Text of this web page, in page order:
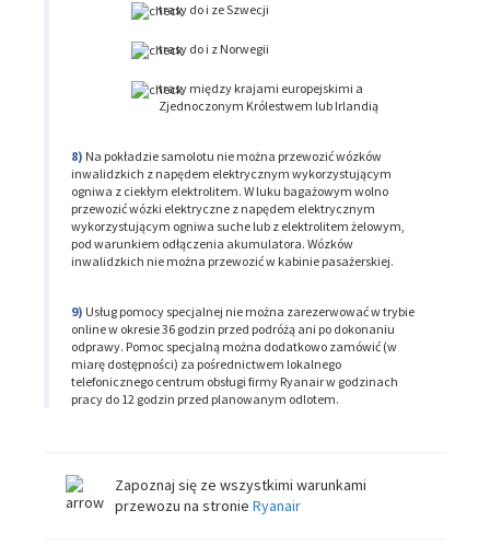
trasy do i ze Szwecji
trasy do i z Norwegii
trasy między krajami europejskimi a
Zjednoczonym Królestwem lub Irlandią
Na pokładzie samolotu nie można przewozić wózków
inwalidzkich z napędem elektrycznym wykorzystującym
ogniwa z ciekłym elektrolitem. W luku bagażowym wolno
przewozić wózki elektryczne z napędem elektrycznym
wykorzystującym ogniwa suche lub z elektrolitem żelowym,
pod warunkiem odłączenia akumulatora. Wózków
inwalidzkich nie można przewozić w kabinie pasażerskiej.
Usług pomocy specjalnej nie można zarezerwować w trybie
online w okresie 36 godzin przed podróżą ani po dokonaniu
odprawy. Pomoc specjalną można dodatkowo zamówić (w
miarę dostępności) za pośrednictwem lokalnego
telefonicznego centrum obsługi firmy Ryanair w godzinach
pracy do 12 godzin przed planowanym odlotem.
Zapoznaj się ze wszystkimi warunkami
przewozu na stronie Ryanair